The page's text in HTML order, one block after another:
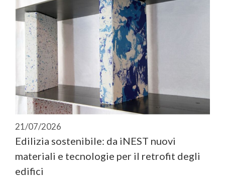
21/07/2026
Edilizia sostenibile: da iNEST nuovi
materiali e tecnologie per il retrofit degli
edifici